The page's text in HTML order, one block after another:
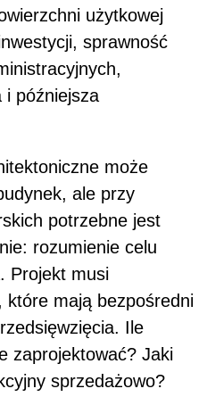
użytkowej
sprawność
i późniejsza
może
ale przy
potrzebne jest
rozumienie celu
Projekt musi
które mają bezpośredni
Ile
zaprojektować? Jaki
sprzedażowo?